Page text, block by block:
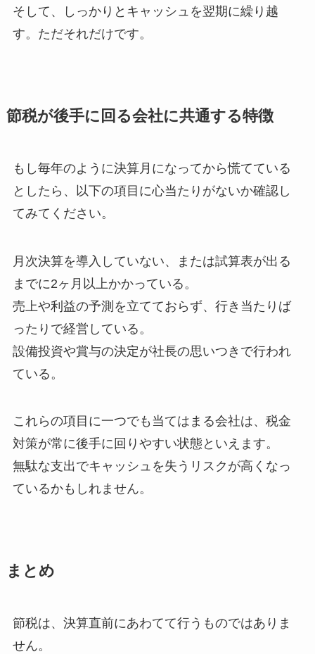
そして、しっかりとキャッシュを翌期に繰り越
す。ただそれだけです。
節税が後手に回る会社に共通する特徴
もし毎年のように決算月になってから慌てている
としたら、以下の項目に心当たりがないか確認し
てみてください。
月次決算を導入していない、または試算表が出る
までに2ヶ月以上かかっている。
売上や利益の予測を立てておらず、行き当たりば
ったりで経営している。
設備投資や賞与の決定が社長の思いつきで行われ
ている。
これらの項目に一つでも当てはまる会社は、税金
対策が常に後手に回りやすい状態といえます。
無駄な支出でキャッシュを失うリスクが高くなっ
ているかもしれません。
まとめ
節税は、決算直前にあわてて行うものではありま
せん。